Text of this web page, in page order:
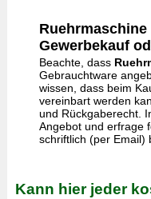
Gewerbekauf
Beachte, dass
Gebrauchtware
wissen, dass beim
vereinbart werden
und Rückgaberecht.
Angebot und erfrage
schriftlich (per Email)
Kann hier jeder